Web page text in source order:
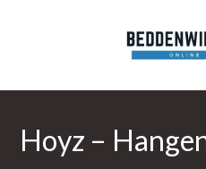
Hoyz –